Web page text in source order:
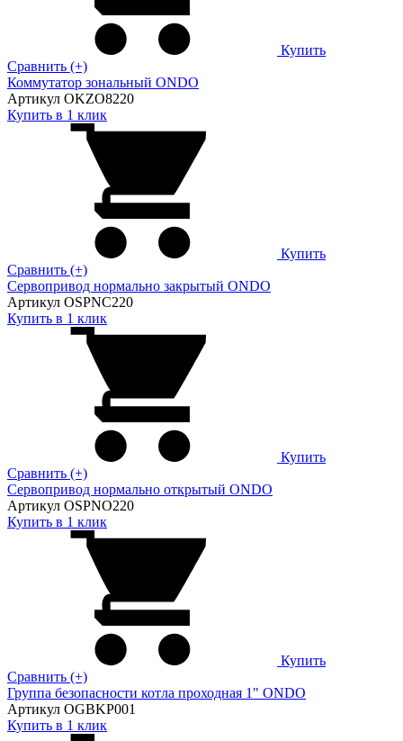
Купить
Сравнить (+)
Коммутатор зональный ONDO
Артикул OKZO8220
Купить в 1 клик
Купить
Сравнить (+)
Сервопривод нормально закрытый ONDO
Артикул OSPNC220
Купить в 1 клик
Купить
Сравнить (+)
Сервопривод нормально открытый ONDO
Артикул OSPNO220
Купить в 1 клик
Купить
Сравнить (+)
Группа безопасности котла проходная 1" ONDO
Артикул OGBKP001
Купить в 1 клик